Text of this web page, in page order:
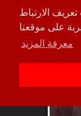
الارتباط
على موقعنا
معرفة المزيد